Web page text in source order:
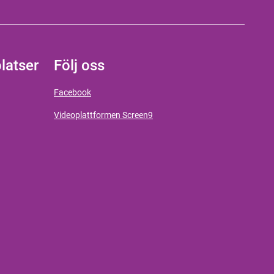
Följ oss
Facebook
Videoplattformen Screen9